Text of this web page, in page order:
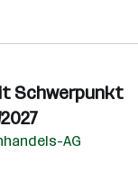
Schwerpunkt
AG